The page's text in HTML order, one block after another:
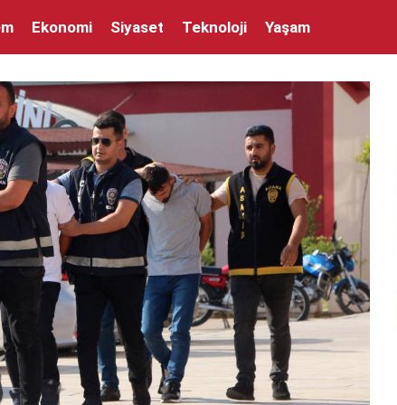
Ekonomi Siyaset Teknoloji Yaşam